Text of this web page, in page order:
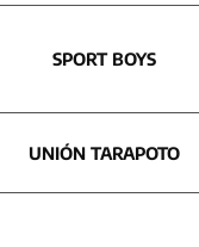
SPORT BOYS
UNIÓN TARAPOTO